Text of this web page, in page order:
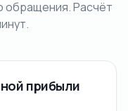
обращения. Расчёт
прибыли